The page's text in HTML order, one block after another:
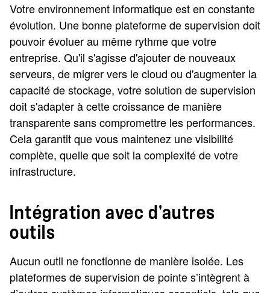
Votre environnement informatique est en constante
évolution. Une bonne plateforme de supervision doit
pouvoir évoluer au même rythme que votre
entreprise. Qu'il s'agisse d'ajouter de nouveaux
serveurs, de migrer vers le cloud ou d'augmenter la
capacité de stockage, votre solution de supervision
doit s'adapter à cette croissance de manière
transparente sans compromettre les performances.
Cela garantit que vous maintenez une visibilité
complète, quelle que soit la complexité de votre
infrastructure.
Intégration avec d'autres
outils
Aucun outil ne fonctionne de manière isolée. Les
plateformes de supervision de pointe s’intègrent à